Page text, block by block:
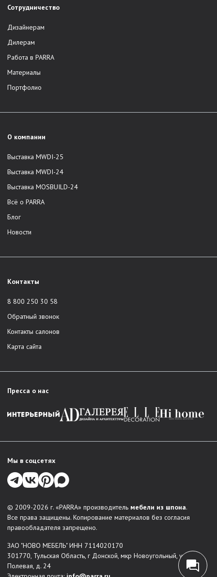
Сотрудничество
Дизайнерам
Дилерам
Работа в PARRA
Материалы
Портфолио
О компании
Выставка MWDI-25
Выставка MWDI-24
Выставка MOSBUILD-24
Всё о PARRA
Блог
Новости
Контакты
8 800 250 30 58
Обратный звонок
Контакты салонов
Карта сайта
Пресса о нас
Мы в соцсетях
© 2009-2026 г. «PARRA» производитель мебели из шпона.
Все права защищены. Копирование материалов без согласия
правообладателя запрещено.
ЗАО "НОВО МЕБЕЛЬ" ИНН 7114020170
301770, Тульская Область, г Донской, мкр Новоугольный, ул
Полевая, д. 24